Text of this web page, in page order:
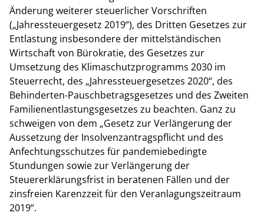
Änderung weiterer steuerlicher Vorschriften
(„Jahressteuergesetz 2019“), des Dritten Gesetzes zur
Entlastung insbesondere der mittelständischen
Wirtschaft von Bürokratie, des Gesetzes zur
Umsetzung des Klimaschutzprogramms 2030 im
Steuerrecht, des „Jahressteuergesetzes 2020“, des
Behinderten-Pauschbetragsgesetzes und des Zweiten
Familienentlastungsgesetzes zu beachten. Ganz zu
schweigen von dem „Gesetz zur Verlängerung der
Aussetzung der Insolvenzantragspflicht und des
Anfechtungsschutzes für pandemiebedingte
Stundungen sowie zur Verlängerung der
Steuererklärungsfrist in beratenen Fällen und der
zinsfreien Karenzzeit für den Veranlagungszeitraum
2019“.